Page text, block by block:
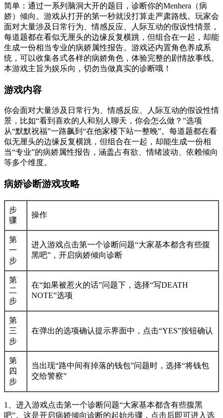
简单：通过一系列脑洞大开的题目，诊断你的Menhera（病
娇）倾向。游戏从打开的第一秒就没打算走严肃路线。玩家会
面对大量涉及日常行为、情感反应、人际互动的假设性情景，
每道题都在看似无厘头的边缘反复横跳，但组合在一起，却能
生成一份相当专业的病娇属性报告。游戏还内置角色养成系
统，可以收集各式各样的病娇角色，体验完整的剧情故事线。
本游戏主旨为娱乐向，切勿当做真实的诊断哦！
游戏内容
你会面对大量涉及日常行为、情感反应、人际互动的假设性情
景，比如“看到喜欢的人和别人聊天，你会怎么做？”选项
从“默默祝福”一路飙到“在他家楼下站一整晚”。每道题都在看
似无厘头的边缘反复横跳，但组合在一起，却能生成一份相
当“专业”的病娇属性报告，涵盖占有欲、情绪波动、依赖倾向
等多个维度。
病娇诊断游戏攻略
步
骤
操作
第
一
步
进入游戏点击第一个诊断问题“大家基本都含有些腹
黑吧”，开启病娇倾向诊断
第
二
步
在“如果被惹火的话”问题下，选择“写DEATH
NOTE”选项
第
三
步
在弹出的选项确认提示界面中，点击“YES”按钮确认
第
四
步
当出现“路中间有掉落的钱包”问题时，选择“将钱包
交给警察”
1、进入游戏点击第一个诊断问题“大家基本都含有些腹黑
吧”。这是开启病娇倾向诊断的起始步骤，点击后即可进入选